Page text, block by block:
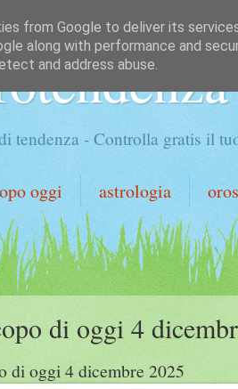
tendenza - Controlla gratis il
oggi astrologia
di oggi 4
di oggi 4 dicembre 2025
from Google to deliver its
along with performance and
and address abuse.